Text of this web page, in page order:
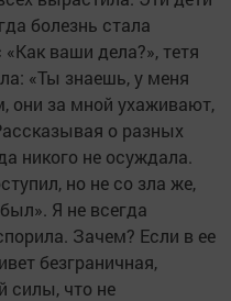
болезнь стала
ваши дела?», тетя
«Ты знаешь, у меня
они за мной ухаживают,
о разных
никого не осуждала.
но не со зла же,
Я не всегда
Зачем? Если в ее
безграничная,
силы, что не